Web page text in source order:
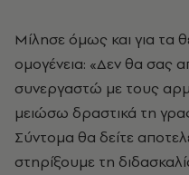
Μίλησε όμως και για τα
ομογένεια: «Δεν θα σας
συνεργαστώ με τους
μειώσω δραστικά τη
Σύντομα θα δείτε
στηρίξουμε τη